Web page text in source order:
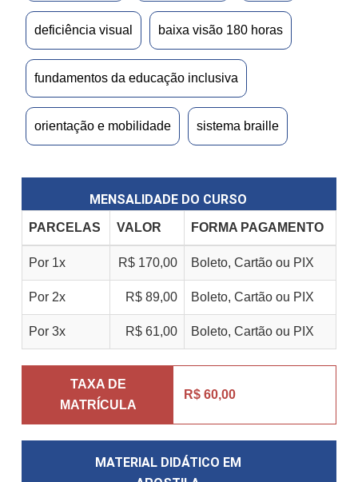
deficiência visual baixa visão 180 horas
fundamentos da educação inclusiva
orientação e mobilidade sistema braille
MENSALIDADE DO CURSO
PARCELAS VALOR FORMA PAGAMENTO
Por 1x R$ 170,00 Boleto, Cartão ou PIX
Por 2x R$ 89,00 Boleto, Cartão ou PIX
Por 3x R$ 61,00 Boleto, Cartão ou PIX
TAXA DE
MATRÍCULA
R$ 60,00
MATERIAL DIDÁTICO EM